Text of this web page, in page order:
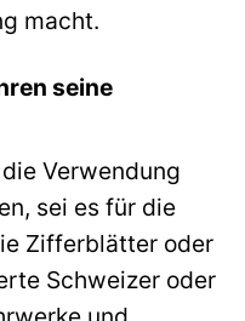
macht.
seine
Verwendung
sei es für die
Zifferblätter oder
Schweizer oder